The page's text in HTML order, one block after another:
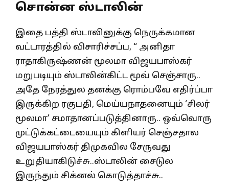
சொன்ன ஸ்டாலின்
இதை பத்தி ஸ்டாலினுக்கு நெருக்கமான
வட்டாரத்தில் விசாரிச்சப்ப, “ அனிதா
ராதாகிருஷ்ணன் மூலமா விஜயபாஸ்கர்
மறுபடியும் ஸ்டாலின்கிட்ட மூவ் செஞ்சாரு..
அதே நேரத்துல தனக்கு ரொம்பவே எதிர்ப்பா
இருக்கிற ரகுபதி, மெய்யநாதனையும் ‘சிலர்
மூலமா’ சமாதானப்படுத்தினாரு.. ஒவ்வொரு
முட்டுக்கட்டையையும் கிளியர் செஞ்சதால
விஜயபாஸ்கர் திமுகவில சேருவது
உறுதியாகிடுச்சு..ஸ்டாலின் சைடுல
இருந்தும் சிக்னல் கொடுத்தாச்சு..